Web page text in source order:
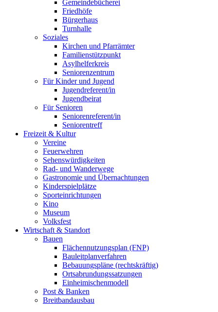
Gemeindebücherei
Friedhöfe
Bürgerhaus
Turnhalle
Soziales
Kirchen und Pfarrämter
Familienstützpunkt
Asylhelferkreis
Seniorenzentrum
Für Kinder und Jugend
Jugendreferent/in
Jugendbeirat
Für Senioren
Seniorenreferent/in
Seniorentreff
Freizeit & Kultur
Vereine
Feuerwehren
Sehenswürdigkeiten
Rad- und Wanderwege
Gastronomie und Übernachtungen
Kinderspielplätze
Sporteinrichtungen
Kino
Museum
Volksfest
Wirtschaft & Standort
Bauen
Flächennutzungsplan (FNP)
Bauleitplanverfahren
Bebauungspläne (rechtskräftig)
Ortsabrundungssatzungen
Einheimischenmodell
Post & Banken
Breitbandausbau